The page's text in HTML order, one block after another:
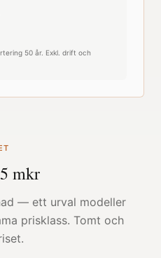
50 år. Exkl. drift och
mkr
— ett urval modeller
prisklass. Tomt och